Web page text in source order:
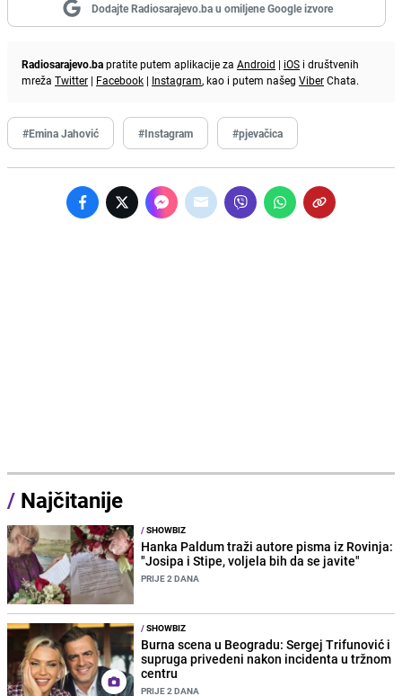
Dodajte Radiosarajevo.ba u omiljene Google izvore
Radiosarajevo.bapratite putem aplikacije za Android | iOS i društvenih
mreža Twitter | Facebook | Instagram, kao i putem našeg ViberChata.
#Emina Jahović #Instagram #pjevačica
/ Najčitanije
/SHOWBIZ
Hanka Paldum traži autore pisma iz Rovinja:
"Josipa i Stipe, voljela bih da se javite"
PRIJE 2 DANA
/SHOWBIZ
Burna scena u Beogradu: Sergej Trifunović i
supruga privedeni nakon incidenta u tržnom
centru
PRIJE 2 DANA